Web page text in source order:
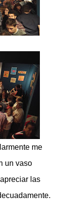
me
un vaso
las